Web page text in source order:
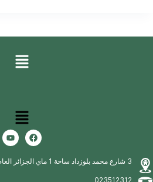
3 شارع محمد بلوزداد ساحة 1 ماي الجزائر العاصمة
023512312